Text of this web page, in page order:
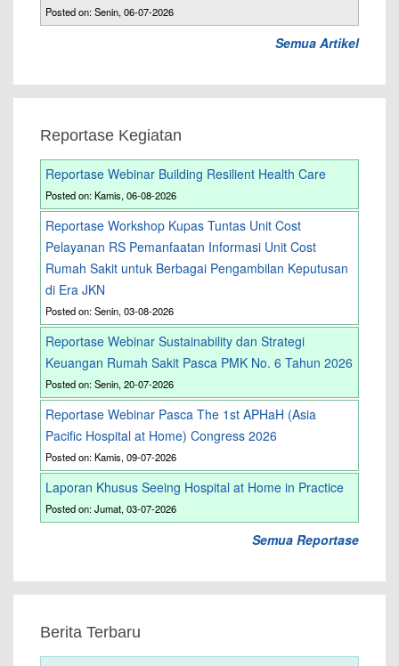
Posted on: Senin, 06-07-2026
Semua Artikel
Reportase Kegiatan
Reportase Webinar Building Resilient Health Care
Posted on: Kamis, 06-08-2026
Reportase Workshop Kupas Tuntas Unit Cost
Pelayanan RS Pemanfaatan Informasi Unit Cost
Rumah Sakit untuk Berbagai Pengambilan Keputusan
di Era JKN
Posted on: Senin, 03-08-2026
Reportase Webinar Sustainability dan Strategi
Keuangan Rumah Sakit Pasca PMK No. 6 Tahun 2026
Posted on: Senin, 20-07-2026
Reportase Webinar Pasca The 1st APHaH (Asia
Pacific Hospital at Home) Congress 2026
Posted on: Kamis, 09-07-2026
Laporan Khusus Seeing Hospital at Home in Practice
Posted on: Jumat, 03-07-2026
Semua Reportase
Berita Terbaru